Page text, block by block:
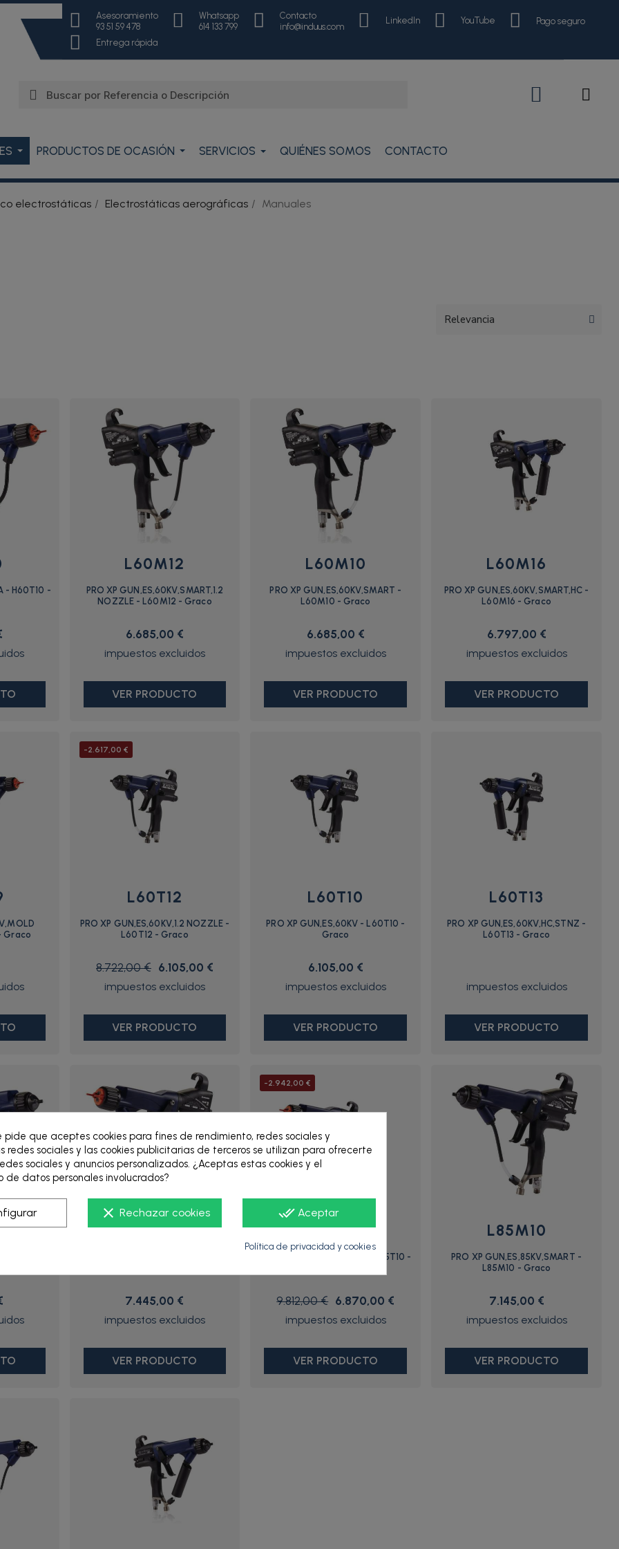
Asesoramiento
93 51 59 478
Whatsapp
614 133 799
Contacto
info@induus.com
LinkedIn YouTube Pago seguro
Entrega rápida
PRODUCTOS DE OCASIÓN SERVICIOS QUIÉNES SOMOS CONTACTO
electrostáticas Electrostáticas aerográficas Manuales
- H60T10 -
L60M12
PRO XP GUN,ES,60KV,SMART,1.2
NOZZLE - L60M12 - Graco
6.685,00 €
VER PRODUCTO
L60M10
PRO XP GUN,ES,60KV,SMART -
L60M10 - Graco
6.685,00 €
VER PRODUCTO
L60M16
PRO XP GUN,ES,60KV,SMART,HC -
L60M16 - Graco
6.797,00 €
VER PRODUCTO
Graco
-2.617,00 €
L60T12
PRO XP GUN,ES,60KV,1.2 NOZZLE -
L60T12 - Graco
8.722,00 € 6.105,00 €
VER PRODUCTO
L60T10
PRO XP GUN,ES,60KV - L60T10 -
Graco
6.105,00 €
VER PRODUCTO
L60T13
PRO XP GUN,ES,60KV,HC,STNZ -
L60T13 - Graco
VER PRODUCTO
- L60T18 -
H85M10
7.445,00 €
VER PRODUCTO
-2.942,00 €
H85T10
PRO XP GUN,ES,85KV,AA - H85T10 -
9.812,00 € 6.870,00 €
VER PRODUCTO
L85M10
PRO XP GUN,ES,85KV,SMART -
L85M10 - Graco
7.145,00 €
VER PRODUCTO
que aceptes cookies para fines de rendimiento, redes sociales y
redes sociales y las cookies publicitarias de terceros se utilizan para ofrecerte
sociales y anuncios personalizados. ¿Aceptas estas cookies y el
de datos personales involucrados?
done_all Aceptar
clear Rechazar cookies
Política de privacidad y cookies